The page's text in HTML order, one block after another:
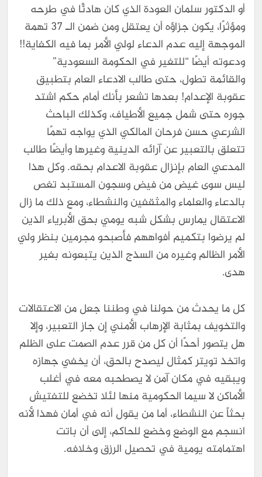
أو الدكتور سلمان العودة الذي كان هادئًا في طرحه
ومؤثرًا، يكون جزاؤه أن يعتقل ومن ضمن الـ 37 تهمة
الموجهة إليه عدم الدعاء لولي الأمر بما فيه الكفاية!!
ودعوته أيضًا “للتغير في الحكومة السعودية”
والقائمة تطول، حتى طالب الادعاء العام بتطبيق
عقوبة الإعدام! بعدها تشعر بأنك أمام حكم اشتد
جوره حتى شمل جميع الأطياف، وكذلك الباحث
الشرعي حسن فرحان المالكي الذي يواجه تهمًا
تتعلق بالتعبير عن آرائه الدينية وغيرها وأيضًا طالب
المدعي العام بإنزال عقوبة الاعدام بحقه. وكل هذا
ليس سوى غيض من فيض وسجون المستبد تغص
بالدعاء والعلماء والمثقفين والنشطاء، ومع ذلك ما زال
الاعتقال يمارس بشكل شبه يومي بحق الأبرياء الذين
لم يرضوا بتكميم أفواههم فأصبحو مجرمين بنظر ولي
الأمر الظالم وغيره من السذج الذين يتبعونه بغير
هدى.
كل ما يحدث من حولنا في وطننا جعل من الاعتقالات
والتخويف بمثابة الإرهاب الأمني إن جاز التعبير، وإلا
هل يتصور أحدًا أن كل من قرر عدم الصمت على الظلم
واتخذ تويتر كمثال ليصدح بالحق، أن يخفي جهازه
ويبقيه في مكان آمن لا يصطحبه معه في أغلب
الأماكن لا سيما الحكومية منها لئلا تخضع للتفتيش
بحثاً عن النشطاء، أما من يقول أنه في أمان فهذا لأنه
انسجم مع الوضع وخضع للحاكم، إلى أن باتت
اهتمامته يومية في تحصيل الرزق وخلافه.